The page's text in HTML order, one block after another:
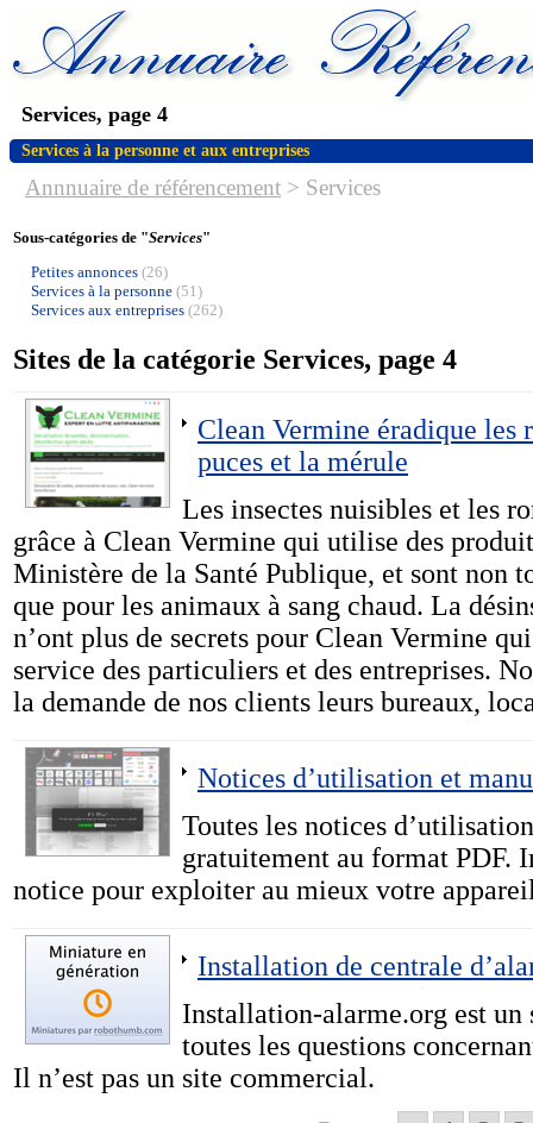
Services, page 4
Services à la personne et aux entreprises
Annnuaire de référencement > Services
Sous-catégories de "Services"
Petites annonces (26)
Services à la personne (51)
Services aux entreprises (262)
Sites de la catégorie Services, page 4
Clean Vermine éradique les
puces et la mérule
Les insectes nuisibles et les
grâce à Clean Vermine qui utilise des
Ministère de la Santé Publique, et sont non
que pour les animaux à sang chaud. La
n’ont plus de secrets pour Clean Vermine
service des particuliers et des entreprises.
la demande de nos clients leurs bureaux,
Notices d’utilisation et
Toutes les notices
gratuitement au format PDF.
notice pour exploiter au mieux votre
Installation de centrale
Installation-alarme.org est
toutes les questions
Il n’est pas un site commercial.